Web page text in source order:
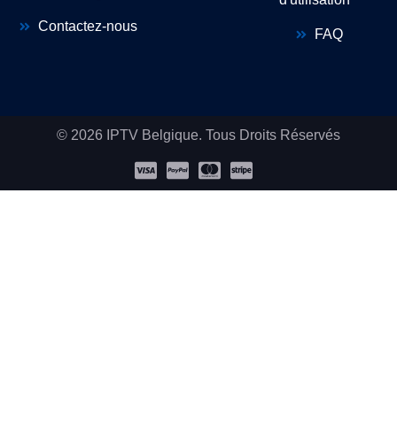
Contactez-nous
FAQ
© 2026 IPTV Belgique. Tous Droits Réservés